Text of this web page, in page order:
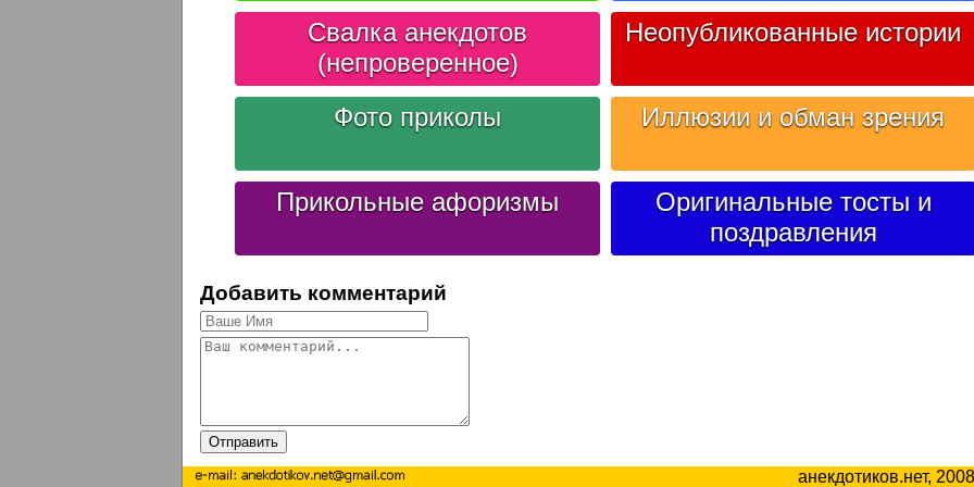
Свалка анекдотов
(непроверенное)
Неопубликованные истории
Фото приколы Иллюзии и обман зрения
Прикольные афоризмы
Оригинальные тосты и
поздравления
Добавить комментарий
анекдотиков.нет,